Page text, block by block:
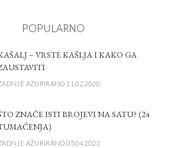
POPULARNO
– VRSTE KAŠLJA I KAKO GA
AŽURIRANO 11.02.2020.
ZNAČE ISTI BROJEVI NA SATU? (24
AŽURIRANO 05.04.2023.